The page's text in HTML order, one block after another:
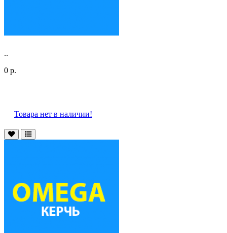
..
0 р.
Товара нет в наличии!